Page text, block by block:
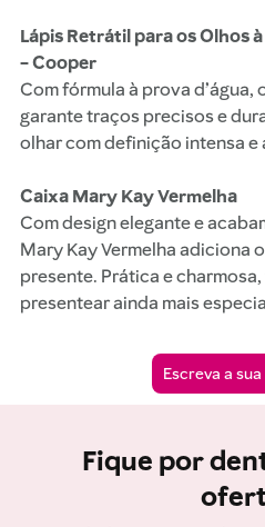
Lápis Retrátil para os Olhos
– Cooper
Com fórmula à prova d’água,
garante traços precisos e
olhar com definição intensa
Caixa Mary Kay Vermelha
Com design elegante e
Mary Kay Vermelha adiciona
presente. Prática e
presentear ainda mais
Fique por